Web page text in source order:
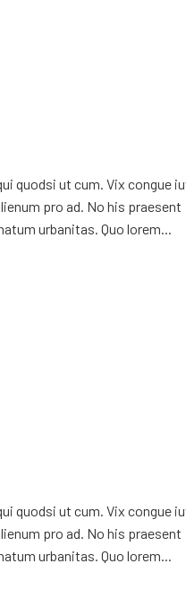
quodsi ut cum. Vix congue
pro ad. No his praesent
urbanitas. Quo lorem...
quodsi ut cum. Vix congue
pro ad. No his praesent
urbanitas. Quo lorem...